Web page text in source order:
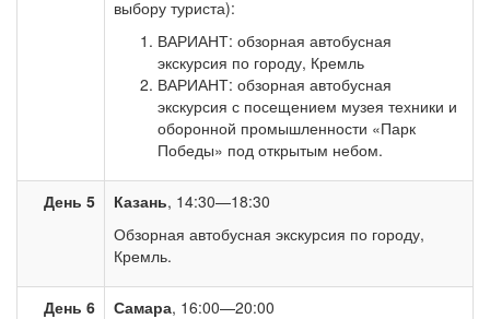
выбору туриста):
ВАРИАНТ: обзорная автобусная
экскурсия по городу, Кремль
ВАРИАНТ: обзорная автобусная
экскурсия с посещением музея техники и
оборонной промышленности «Парк
Победы» под открытым небом.
День 5 Казань, 14:30—18:30
Обзорная автобусная экскурсия по городу,
Кремль.
День 6 Самара, 16:00—20:00